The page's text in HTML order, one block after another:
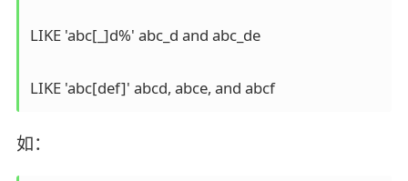
LIKE 'abc[_]d%' abc_d and abc_de
LIKE 'abc[def]' abcd, abce, and abcf
如：